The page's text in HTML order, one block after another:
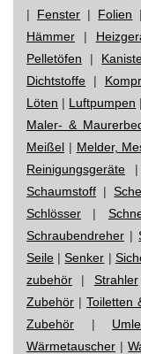
| Fenster | Folien
Hämmer |
Pelletöfen |
Dichtstoffe |
Löten | Luftpumpen |
Maler- &
Meißel | Melder,
Reinigungsgeräte |
Schaumstoff |
Schlösser |
Schraubendreher |
Seile |Senker |
zubehör | Strahler
Zubehör | Toiletten
Zubehör |
Wärmetauscher |